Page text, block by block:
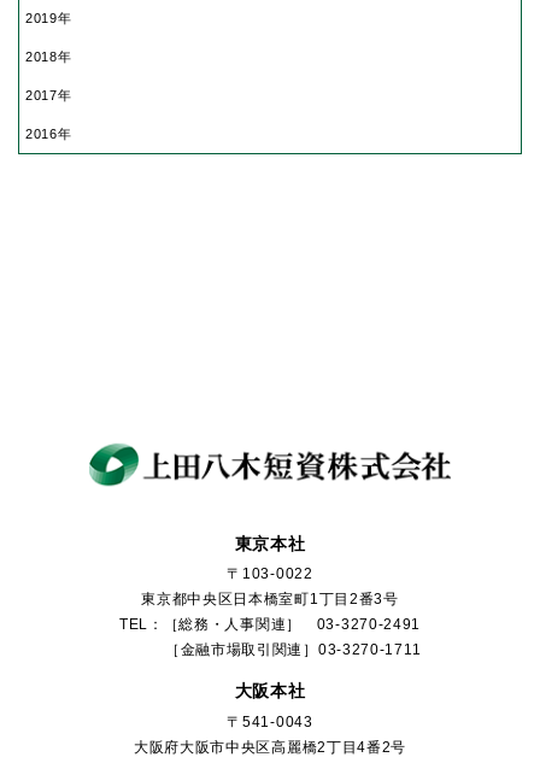
2019
2018
2017
2016
東京本社
〒103-0022
東京都中央区日本橋室町1丁目2番3号
TEL：［総務・人事関連］ 03-3270-2491
［金融市場取引関連］03-3270-1711
大阪本社
〒541-0043
大阪府大阪市中央区高麗橋2丁目4番2号